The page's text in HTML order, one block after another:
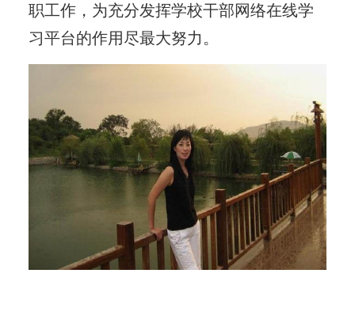
职工作，为充分发挥学校干部网络在线学
习平台的作用尽最大努力。